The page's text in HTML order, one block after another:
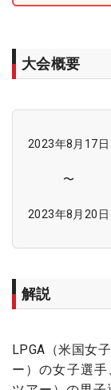
大会概要
2023年8月17日
〜
2023年8月20日
解説
LPGA（米国女
ー）の女子選